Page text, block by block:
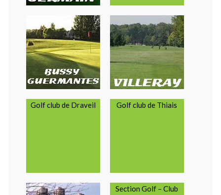
Golf club de Draveil Golf club de Thiais
Section Golf – Club